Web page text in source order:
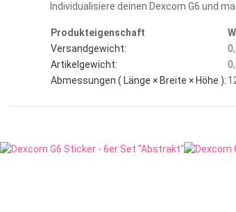
Individualisiere deinen Dexcom G6 und
Produkteigenschaft
Versandgewicht:
Artikelgewicht:
Abmessungen ( Länge × Breite × Höhe ):